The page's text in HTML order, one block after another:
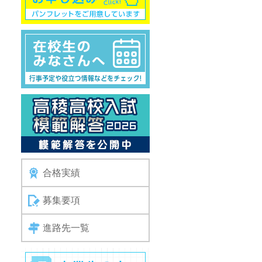
合格実績
募集要項
進路先一覧